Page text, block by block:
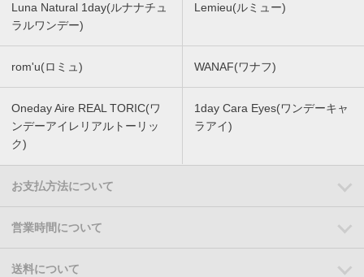
Luna Natural 1day(ルナナチュ
ラルワンデー)
Lemieu(ルミュー)
rom'u(ロミュ) WANAF(ワナフ)
Oneday Aire REAL TORIC(ワ
ンデーアイレリアルトーリッ
ク)
1day Cara Eyes(ワンデーキャ
ラアイ)
お支払方法について
営業時間について
送料について